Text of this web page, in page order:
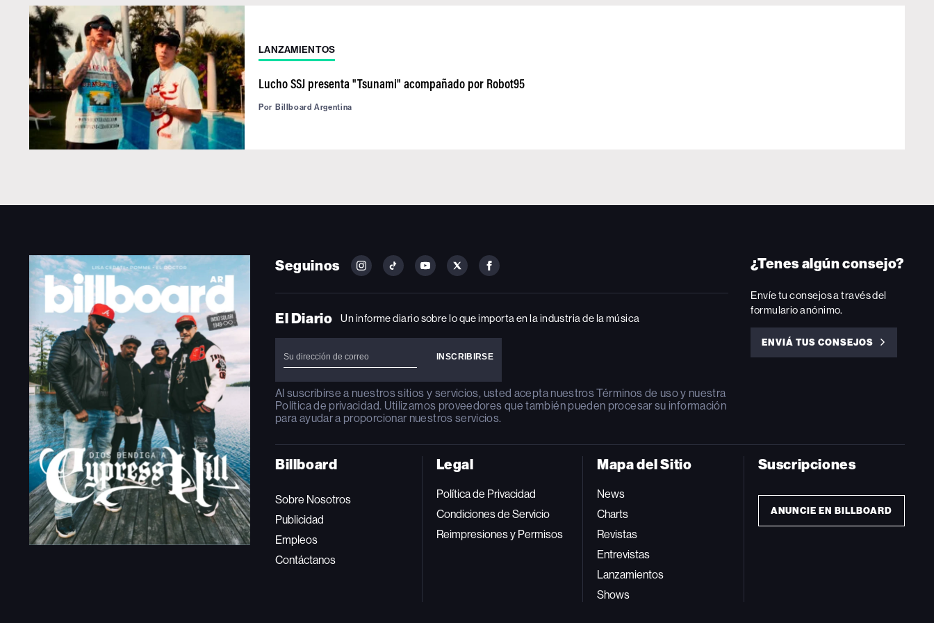
LANZAMIENTOS
Lucho SSJ presenta "Tsunami" acompañado por Robot95
Por Billboard Argentina
Seguinos
FOLLOW
ON
FOLLOW
ON
FOLLOW
ON
FOLLOW
ON
FOLLOW
ON
El Diario Un informe diario sobre lo que importa en la industria de la música
Al suscribirse a nuestros sitios y servicios, usted acepta nuestrosTérminos de usoy nuestra
Política de privacidad. Utilizamos proveedores que también pueden procesar su información
para ayudar a proporcionar nuestros servicios.
¿Tenes algún consejo?
Envíe tu consejos a través del
formulario anónimo.
ENVIÁ TUS CONSEJOS
ENVIÁ
Billboard
Sobre Nosotros
Publicidad
Empleos
Contáctanos
Legal
Política de Privacidad
Condiciones de Servicio
Reimpresiones y Permisos
Mapa del Sitio
News
Charts
Revistas
Entrevistas
Lanzamientos
Shows
Suscripciones
ANUNCIE EN BILLBOARD